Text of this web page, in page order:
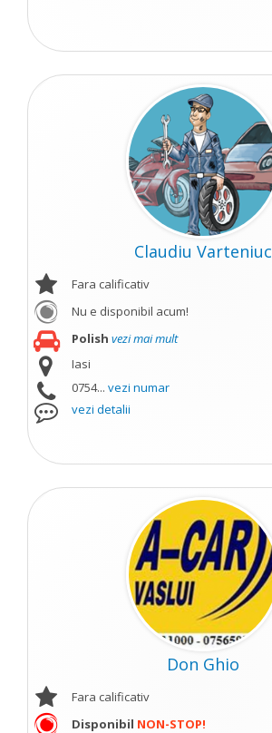
Claudiu Varteniuc
Fara calificativ
Nu e disponibil acum!
Polish vezi mai mult
Iasi
0754... vezi numar
vezi detalii
Don Ghio
Fara calificativ
Disponibil NON-STOP!